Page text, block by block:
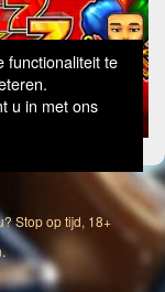
functionaliteit te
u in met ons
Stop op tijd, 18+